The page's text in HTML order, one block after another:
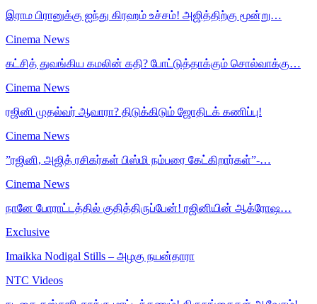
இராம பிரானுக்கு ஐந்து கிரஹம் உச்சம்! அஜித்திற்கு மூன்று…
Cinema News
கட்சித் துவங்கிய கமலின் கதி? போட்டுத்தாக்கும் சொல்வாக்கு…
Cinema News
ரஜினி முதல்வர் ஆவாரா? திடுக்கிடும் ஜோதிடக் கணிப்பு!
Cinema News
”ரஜினி, அஜித் ரசிகர்கள் பிஸ்மி நம்பரை கேட்கிறார்கள்”-…
Cinema News
நானே போராட்டத்தில் குதித்திருப்பேன்! ரஜினியின் ஆக்ரோஷ…
Exclusive
Imaikka Nodigal Stills – அழகு நயன்தாரா
NTC Videos